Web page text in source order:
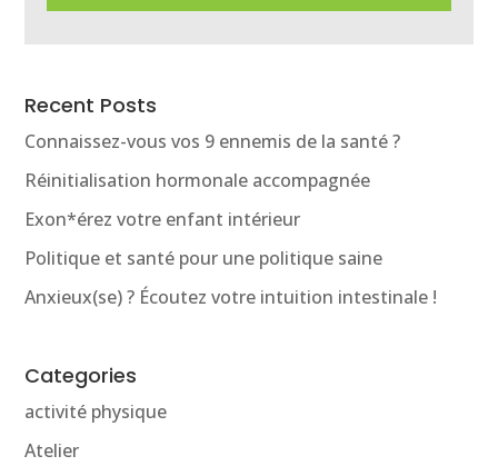
Recent Posts
Connaissez-vous vos 9 ennemis de la santé ?
Réinitialisation hormonale accompagnée
Exon*érez votre enfant intérieur
Politique et santé pour une politique saine
Anxieux(se) ? Écoutez votre intuition intestinale !
Categories
activité physique
Atelier